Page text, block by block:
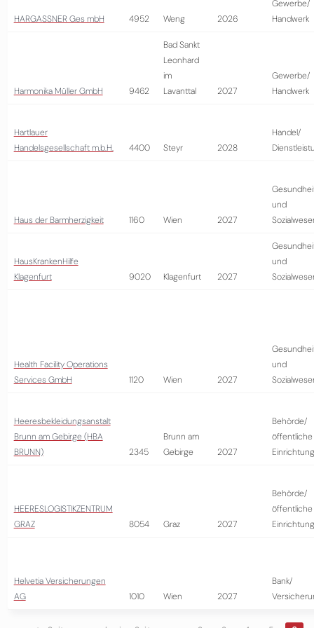
HARGASSNER Ges mbH 4952 Weng 2026
Gewerbe/
Handwerk
Harmonika Müller GmbH 9462
Bad Sankt
Leonhard
im
Lavanttal
2027
Gewerbe/
Handwerk
Hartlauer
Handelsgesellschaft m.b.H.
4400 Steyr 2028
Handel/
Haus der Barmherzigkeit 1160 Wien 2027
und
HausKrankenHilfe
Klagenfurt
9020 Klagenfurt 2027
und
Health Facility Operations
Services GmbH
1120 Wien 2027
und
Heeresbekleidungsanstalt
Brunn am Gebirge (HBA
BRUNN)
2345
Brunn am
Gebirge
2027
Behörde/
öffentliche
Einrichtung
HEERESLOGISTIKZENTRUM
GRAZ
8054 Graz 2027
Behörde/
öffentliche
Einrichtung
Helvetia Versicherungen
AG
1010 Wien 2027
Bank/